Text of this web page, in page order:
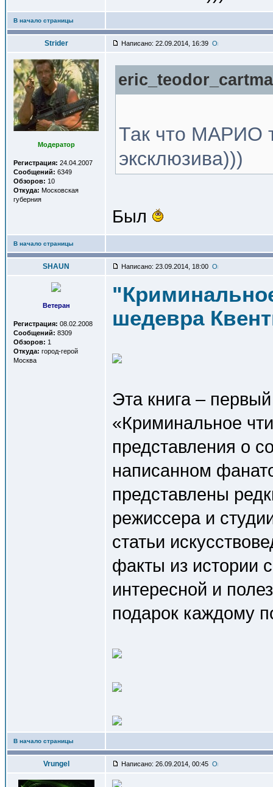
В начало страницы
Strider Написано: 22.09.2014, 16:39
Модератор
Регистрация: 24.04.2007
Сообщений: 6349
Обзоров: 10
Откуда: Московская
губерния
Так что МАРИО
эксклюзива)))
Был
В начало страницы
SHAUN Написано: 23.09.2014, 18:00
Ветеран
Регистрация: 08.02.2008
Сообщений: 8309
Обзоров: 1
Откуда: город-герой
Москва
шедевра
Эта книга –
«Криминальное
представления о
написанном
представлены
режиссера и
статьи
факты из истории
интересной и
подарок каждому
В начало страницы
Vrungel Написано: 26.09.2014, 00:45